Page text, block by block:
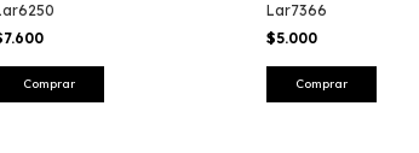
Lar7366
$5.000